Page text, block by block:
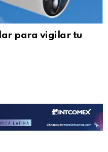
para vigilar tu